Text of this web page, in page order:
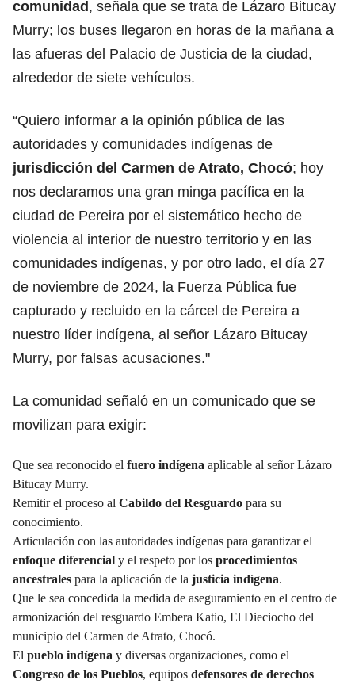
comunidad, señala que se trata de Lázaro Bitucay
Murry; los buses llegaron en horas de la mañana a
las afueras del Palacio de Justicia de la ciudad,
alrededor de siete vehículos.
“Quiero informar a la opinión pública de las
autoridades y comunidades indígenas de
jurisdicción del Carmen de Atrato, Chocó; hoy
nos declaramos una gran minga pacífica en la
ciudad de Pereira por el sistemático hecho de
violencia al interior de nuestro territorio y en las
comunidades indígenas, y por otro lado, el día 27
de noviembre de 2024, la Fuerza Pública fue
capturado y recluido en la cárcel de Pereira a
nuestro líder indígena, al señor Lázaro Bitucay
Murry, por falsas acusaciones."
La comunidad señaló en un comunicado que se
movilizan para exigir:
Que sea reconocido el fuero indígena aplicable al señor Lázaro
Bitucay Murry.
Remitir el proceso al Cabildo del Resguardo para su
conocimiento.
Articulación con las autoridades indígenas para garantizar el
enfoque diferencial y el respeto por los procedimientos
ancestrales para la aplicación de la justicia indígena.
Que le sea concedida la medida de aseguramiento en el centro de
armonización del resguardo Embera Katio, El Dieciocho del
municipio del Carmen de Atrato, Chocó.
El pueblo indígena y diversas organizaciones, como el
Congreso de los Pueblos, equipos defensores de derechos